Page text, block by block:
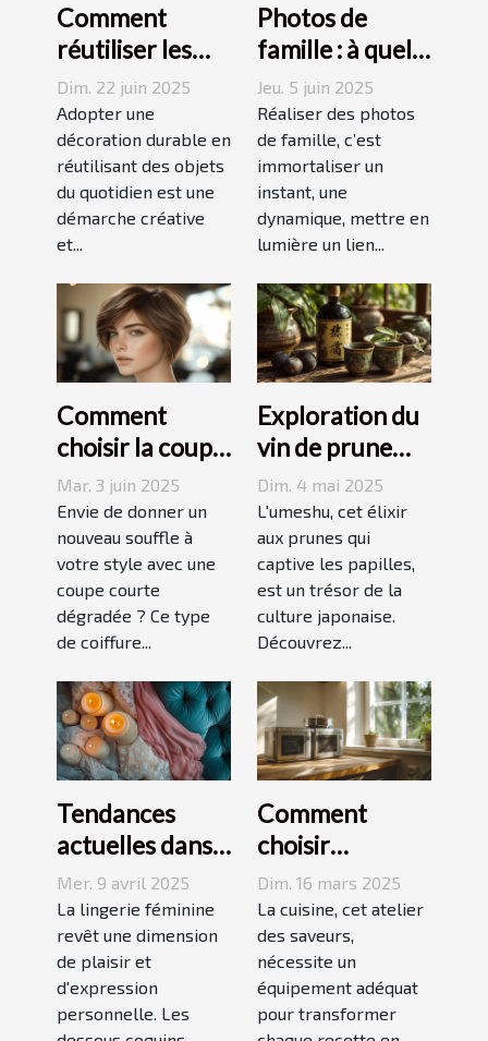
Comment
réutiliser les
objets du
quotidien pour
une décoration
durable
Dim. 22 juin 2025
Adopter une
décoration durable en
réutilisant des objets
du quotidien est une
démarche créative
et...
Photos de
famille : à quel
photographe
confier cette
tâche à
Grenoble ?
Jeu. 5 juin 2025
Réaliser des photos
de famille, c’est
immortaliser un
instant, une
dynamique, mettre en
lumière un lien...
Comment
choisir la coupe
courte
dégradée
parfaite pour
votre visage
Mar. 3 juin 2025
Envie de donner un
nouveau souffle à
votre style avec une
coupe courte
dégradée ? Ce type
de coiffure...
Exploration du
vin de prune
umeshu :
origines,
saveurs et
accords
Dim. 4 mai 2025
L'umeshu, cet élixir
aux prunes qui
captive les papilles,
est un trésor de la
culture japonaise.
Découvrez...
Tendances
actuelles dans
les dessous
coquins pour
femmes
Mer. 9 avril 2025
La lingerie féminine
revêt une dimension
de plaisir et
d'expression
personnelle. Les
Comment
choisir
l'équipement
de cuisine idéal
pour vos
recettes
Dim. 16 mars 2025
La cuisine, cet atelier
des saveurs,
nécessite un
équipement adéquat
pour transformer